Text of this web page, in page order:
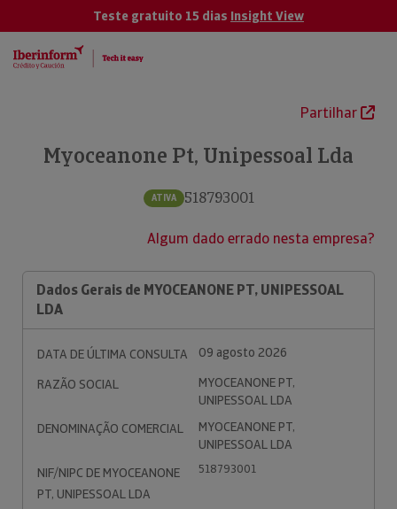
Teste gratuito 15 dias Insight View
Partilhar
Myoceanone Pt, Unipessoal Lda
ATIVA 518793001
Algum dado errado nesta empresa?
Dados Gerais de MYOCEANONE PT, UNIPESSOAL
LDA
DATA DE ÚLTIMA CONSULTA
09 agosto 2026
RAZÃO SOCIAL
MYOCEANONE PT,
UNIPESSOAL LDA
DENOMINAÇÃO COMERCIAL
MYOCEANONE PT,
UNIPESSOAL LDA
NIF/NIPC DE MYOCEANONE
PT, UNIPESSOAL LDA
518793001